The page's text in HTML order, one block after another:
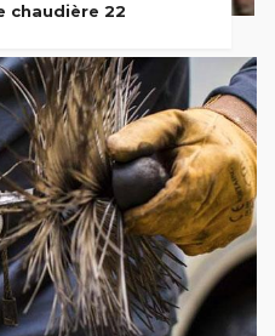
chaudière 22